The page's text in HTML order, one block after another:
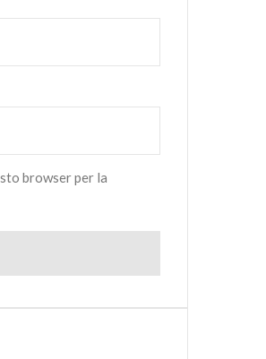
browser per la